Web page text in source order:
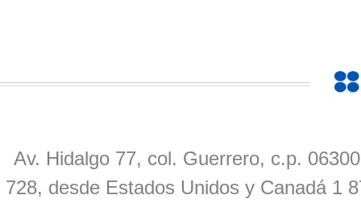
Av. Hidalgo 77, col. Guerrero, c.p.
728, desde Estados Unidos y Canadá 1